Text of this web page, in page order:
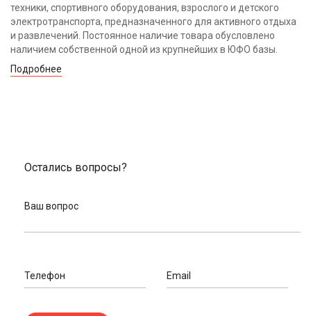
техники, спортивного оборудования, взрослого и детского
электротранспорта, предназначенного для активного отдыха
и развлечений. Постоянное наличие товара обусловлено
наличием собственной одной из крупнейших в ЮФО базы.
Подробнее
Остались вопросы?
Ваш вопрос
Телефон Email